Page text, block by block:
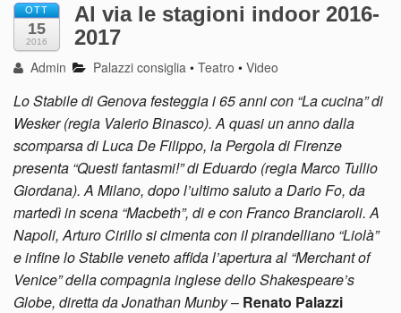
OTT
15
2016
Al via le stagioni indoor 2016-
2017
Admin Palazzi consiglia •Teatro •Video
Lo Stabile di Genova festeggia i 65 anni con “La cucina” di
Wesker (regia Valerio Binasco). A quasi un anno dalla
scomparsa di Luca De Filippo, la Pergola di Firenze
presenta “Questi fantasmi!” di Eduardo (regia Marco Tullio
Giordana). A Milano, dopo l’ultimo saluto a Dario Fo, da
martedì in scena “Macbeth”, di e con Franco Branciaroli. A
Napoli, Arturo Cirillo si cimenta con il pirandelliano “Liolà”
e infine lo Stabile veneto affida l’apertura al “Merchant of
Venice” della compagnia inglese dello Shakespeare’s
Globe, diretta da Jonathan Munby– Renato Palazzi